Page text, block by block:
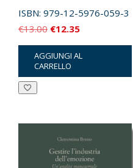
ISBN: 979-12-5976-059-3
€13.00 Il
prezzo
originale
era:
€12.35Il
prezzo
attuale
è:
AGGIUNGI AL
CARRELLO